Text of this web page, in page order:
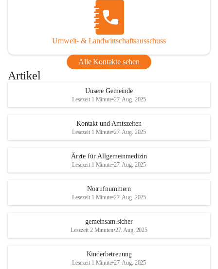
Umwelt- & Landwirtschaftsausschuss
Alle Kontakte sehen
Artikel
Unsere Gemeinde
Lesezeit 1 Minute•27. Aug. 2025
Kontakt und Amtszeiten
Lesezeit 1 Minute•27. Aug. 2025
Ärzte für Allgemeinmedizin
Lesezeit 1 Minute•27. Aug. 2025
Notrufnummern
Lesezeit 1 Minute•27. Aug. 2025
gemeinsam.sicher
Lesezeit 2 Minuten•27. Aug. 2025
Kinderbetreuung
Lesezeit 1 Minute•27. Aug. 2025